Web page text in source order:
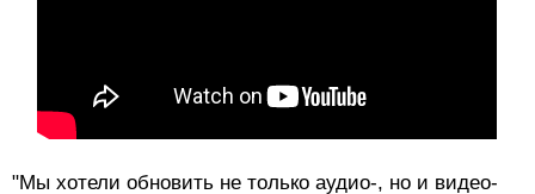
"Мы хотели обновить не только аудио-, но и видео-